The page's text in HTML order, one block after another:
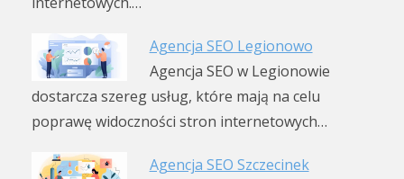
Agencja SEO Legionowo
Agencja SEO w Legionowie
dostarcza szereg usług, które mają na celu
poprawę widoczności stron internetowych…
Agencja SEO Szczecinek